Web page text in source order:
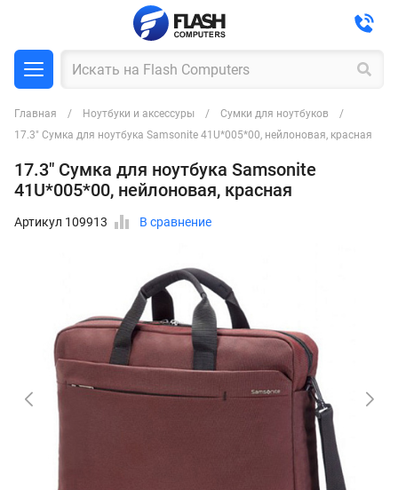
Главная Ноутбуки и аксессуры
Сумки для ноутбуков
17.3" Сумка для ноутбука Samsonite 41U*005*00, нейлоновая, красная
17.3" Сумка для ноутбука Samsonite
41U*005*00, нейлоновая, красная
Артикул 109913 В сравнение